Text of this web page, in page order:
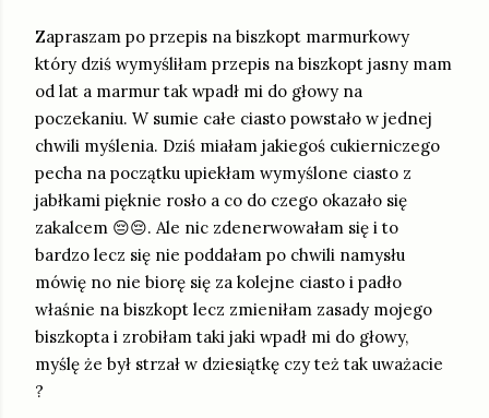
Zapraszam po przepis na biszkopt marmurkowy
który dziś wymyśliłam przepis na biszkopt jasny mam
od lat a marmur tak wpadł mi do głowy na
poczekaniu. W sumie całe ciasto powstało w jednej
chwili myślenia. Dziś miałam jakiegoś cukierniczego
pecha na początku upiekłam wymyślone ciasto z
jabłkami pięknie rosło a co do czego okazało się
zakalcem 😔😔. Ale nic zdenerwowałam się i to
bardzo lecz się nie poddałam po chwili namysłu
mówię no nie biorę się za kolejne ciasto i padło
właśnie na biszkopt lecz zmieniłam zasady mojego
biszkopta i zrobiłam taki jaki wpadł mi do głowy,
myślę że był strzał w dziesiątkę czy też tak uważacie
?